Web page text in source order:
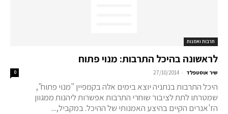
תרבות ואמנות
לראשונה בהיכל התרבות: מנוי פתוח
שיר אוסטפלד -
27/10/2014
0
היכל התרבות בנתניה יוצא בימים אלה בקמפיין "מנוי פתוח",
שמטרתו לתת לציבור שוחרי התרבות אפשרות ליהנות ממגוון
הז'אנרים הקיים בהיצע האמנותי של ההיכל. במקביל,...